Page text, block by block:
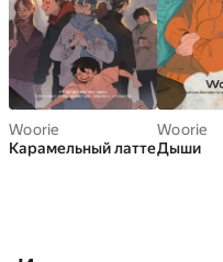
Woorie
Карамельный латте
Woorie
Дыши